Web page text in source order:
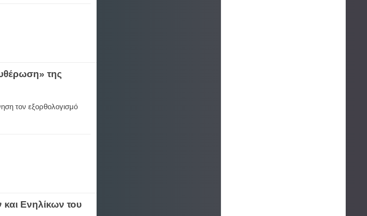
της
τον εξορθολογισμό
Ενηλίκων του